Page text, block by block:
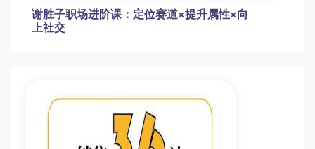
谢胜子职场进阶课：定位赛道×提升属性×向
上社交